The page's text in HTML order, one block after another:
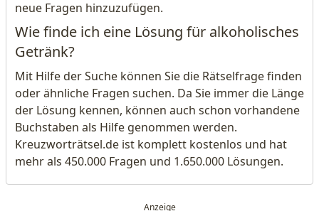
neue Fragen hinzuzufügen.
Wie finde ich eine Lösung für alkoholisches
Getränk?
Mit Hilfe der Suche können Sie die Rätselfrage finden
oder ähnliche Fragen suchen. Da Sie immer die Länge
der Lösung kennen, können auch schon vorhandene
Buchstaben als Hilfe genommen werden.
Kreuzworträtsel.de ist komplett kostenlos und hat
mehr als 450.000 Fragen und 1.650.000 Lösungen.